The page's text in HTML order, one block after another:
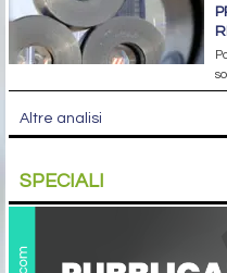
Altre analisi
SPECIALI